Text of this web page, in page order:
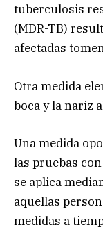
tuberculosis
(MDR-TB)
afectadas
Otra medida
boca y la nariz
Una medida
las pruebas
se aplica
aquellas
medidas a